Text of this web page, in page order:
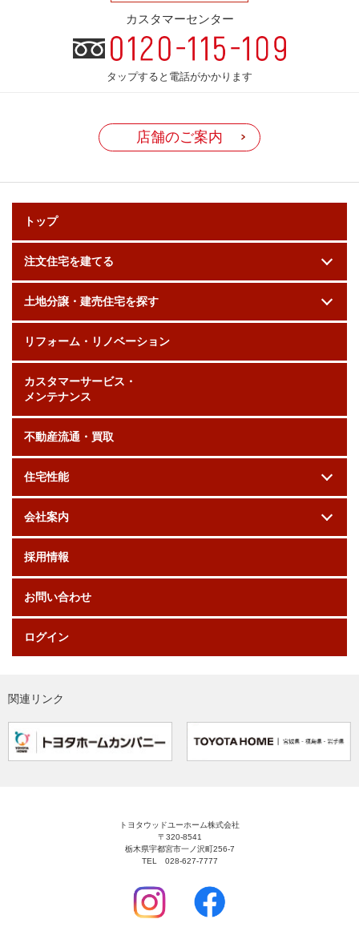
カスタマーセンター
タップすると電話がかかります
店舗のご案内
トップ
注文住宅を建てる
土地分譲・建売住宅を探す
リフォーム・リノベーション
カスタマーサービス・
メンテナンス
不動産流通・買取
住宅性能
会社案内
採用情報
お問い合わせ
ログイン
関連リンク
トヨタウッドユーホーム株式会社
〒320-8541
栃木県宇都宮市一ノ沢町256-7
TEL 028-627-7777